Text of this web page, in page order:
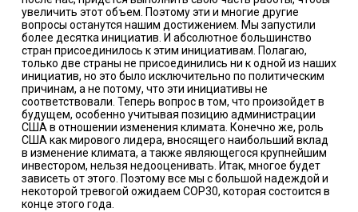
увеличить этот объем. Поэтому эти и многие другие
вопросы останутся нашим достижением. Мы запустили
более десятка инициатив. И абсолютное большинство
стран присоединилось к этим инициативам. Полагаю,
только две страны не присоединились ни к одной из наших
инициатив, но это было исключительно по политическим
причинам, а не потому, что эти инициативы не
соответствовали. Теперь вопрос в том, что произойдет в
будущем, особенно учитывая позицию администрации
США в отношении изменения климата. Конечно же, роль
США как мирового лидера, вносящего наибольший вклад
в изменение климата, а также являющегося крупнейшим
инвестором, нельзя недооценивать. Итак, многое будет
зависеть от этого. Поэтому все мы с большой надеждой и
некоторой тревогой ожидаем COP30, которая состоится в
конце этого года.